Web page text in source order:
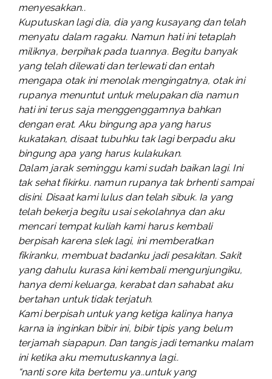
menyesakkan..
Kuputuskan lagi dia, dia yang kusayang dan telah
menyatu dalam ragaku. Namun hati ini tetaplah
miliknya, berpihak pada tuannya. Begitu banyak
yang telah dilewati dan terlewati dan entah
mengapa otak ini menolak mengingatnya, otak ini
rupanya menuntut untuk melupakan dia namun
hati ini terus saja menggenggamnya bahkan
dengan erat. Aku bingung apa yang harus
kukatakan, disaat tubuhku tak lagi berpadu aku
bingung apa yang harus kulakukan.
Dalam jarak seminggu kami sudah baikan lagi. Ini
tak sehat fikirku. namun rupanya tak brhenti sampai
disini. Disaat kami lulus dan telah sibuk. Ia yang
telah bekerja begitu usai sekolahnya dan aku
mencari tempat kuliah kami harus kembali
berpisah karena slek lagi, ini memberatkan
fikiranku, membuat badanku jadi pesakitan. Sakit
yang dahulu kurasa kini kembali mengunjungiku,
hanya demi keluarga, kerabat dan sahabat aku
bertahan untuk tidak terjatuh.
Kami berpisah untuk yang ketiga kalinya hanya
karna ia inginkan bibir ini, bibir tipis yang belum
terjamah siapapun. Dan tangis jadi temanku malam
ini ketika aku memutuskannya lagi..
“nanti sore kita bertemu ya..untuk yang